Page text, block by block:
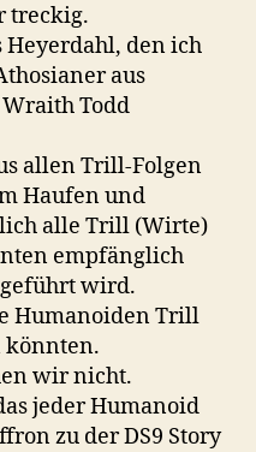
treckig.
Heyerdahl, den ich
aus
Todd
allen Trill-Folgen
Haufen und
alle Trill (Wirte)
empfänglich
wird.
Humanoiden Trill
könnten.
wir nicht.
jeder Humanoid
zu der DS9 Story